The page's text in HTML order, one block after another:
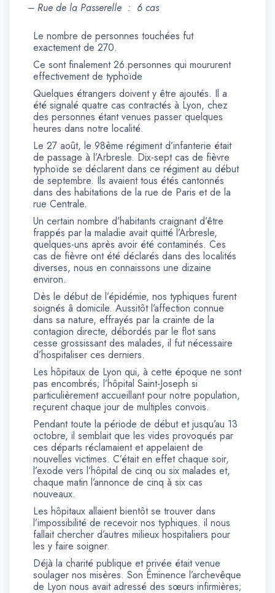
– Rue de la Passerelle : 6 cas
Le nombre de personnes touchées fut
exactement de 270.
Ce sont finalement 26.personnes qui moururent
effectivement de typhoïde
Quelques étrangers doivent y être ajoutés. Il a
été signalé quatre cas contractés à Lyon, chez
des personnes étant venues passer quelques
heures dans notre localité.
Le 27 août, le 98ème régiment d’infanterie était
de passage à l’Arbresle. Dix-sept cas de fièvre
typhoïde se déclarent dans ce régiment au début
de septembre. Ils avaient tous étés cantonnés
dans des habitations de la rue de Paris et de la
rue Centrale.
Un certain nombre d’habitants craignant d’être
frappés par la maladie avait quitté l’Arbresle,
quelques-uns après avoir été contaminés. Ces
cas de fièvre ont été déclarés dans des localités
diverses, nous en connaissons une dizaine
environ.
Dès le début de l’épidémie, nos typhiques furent
soignés â domicile. Aussitôt l’affection connue
dans sa nature, effrayés par la crainte de la
contagion directe, débordés par le flot sans
cesse grossissant des malades, il fut nécessaire
d’hospitaliser ces derniers.
Les hôpitaux de Lyon qui, à cette époque ne sont
pas encombrés; l’hôpital Saint-Joseph si
particulièrement accueillant pour notre population,
reçurent chaque jour de multiples convois.
Pendant toute la période de début et jusqu’au 13
octobre, il semblait que les vides provoqués par
ces départs réclamaient et appelaient de
nouvelles victimes. C’était en effet chaque soir,
l’exode vers l’hôpital de cinq ou six malades et,
chaque matin l’annonce de cinq à six cas
nouveaux.
Les hôpitaux allaient bientôt se trouver dans
l’impossibilité de recevoir nos typhiques. il nous
fallait chercher d’autres milieux hospitaliers pour
les y faire soigner.
Déjà la charité publique et privée était venue
soulager nos misères. Son Éminence l’archevêque
de Lyon nous avait adressé des sœurs infirmières;